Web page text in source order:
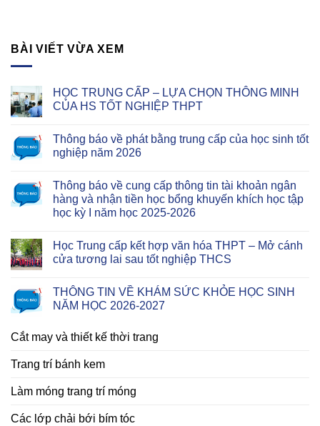
BÀI VIẾT VỪA XEM
HỌC TRUNG CẤP – LỰA CHỌN THÔNG MINH
CỦA HS TỐT NGHIỆP THPT
Thông báo về phát bằng trung cấp của học sinh tốt
nghiệp năm 2026
Thông báo về cung cấp thông tin tài khoản ngân
hàng và nhận tiền học bổng khuyến khích học tập
học kỳ I năm học 2025-2026
Học Trung cấp kết hợp văn hóa THPT – Mở cánh
cửa tương lai sau tốt nghiệp THCS
THÔNG TIN VỀ KHÁM SỨC KHỎE HỌC SINH
NĂM HỌC 2026-2027
Cắt may và thiết kế thời trang
Trang trí bánh kem
Làm móng trang trí móng
Các lớp chải bới bím tóc